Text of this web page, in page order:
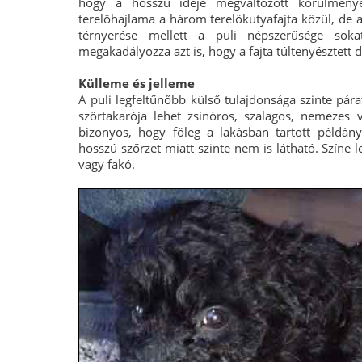
terelőhajlama a három terelőkutyafajta közül, de
térnyerése mellett a puli népszerűsége
megakadályozza azt is, hogy a fajta túltenyésztett
Külleme és jelleme
A puli legfeltűnőbb külső tulajdonsága szinte
szőrtakarója lehet zsinóros, szalagos,
bizonyos, hogy főleg a lakásban tartott
hosszú szőrzet miatt szinte nem is látható. Színe
vagy fakó.